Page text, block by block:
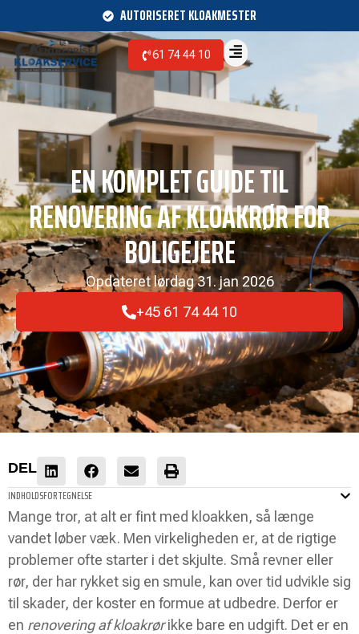
AUTORISERET KLOAKMESTER
61 74 44 10
EN KOMPLET GUIDE TIL
RENOVERING AF KLOAKRØR FOR
BOLIGEJERE
Opdateret lørdag 31. jan 2026
+45 61 74 44 10
DEL
INDHOLDSFORTEGNELSE
Mange tror, at alt er fint med kloakken, så længe
vandet løber væk. Men virkeligheden er, at de rigtige
problemer ofte starter i det skjulte. Små revner eller
rør, der har rykket sig en smule, kan over tid udvikle sig
til skader, der koster en formue at udbedre. Derfor er
en renovering af kloakrørikke bare en udgift. Det er en